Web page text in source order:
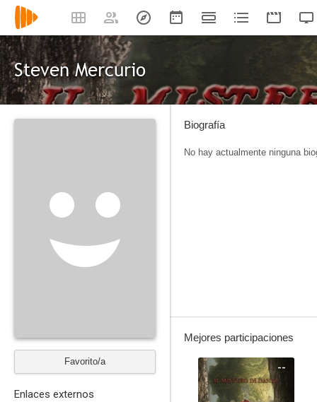
Steven Mercurio
Favorito/a
Enlaces externos
Biografía
No hay actualmente ninguna
Mejores participaciones
--